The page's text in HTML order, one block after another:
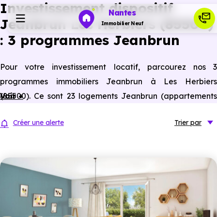
Nantes
Immobilier Neuf
Investir
Ressources
Financer
Investissement dispositif
Jeanbrun Les Herbiers (85500)
: 3 programmes Jeanbrun
Pour votre investissement locatif, parcourez nos 3
programmes immobiliers Jeanbrun à Les Herbiers
(85500). Ce sont 23 logements Jeanbrun (appartements
ce statut du bailleur privé.
Voir +
Créer une alerte Trier par